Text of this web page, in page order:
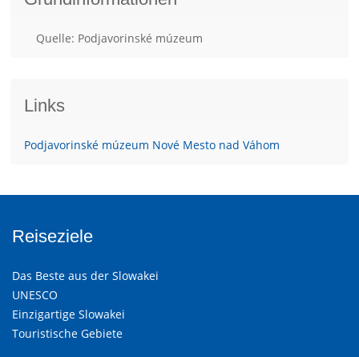
Quelle: Podjavorinské múzeum
Links
Podjavorinské múzeum Nové Mesto nad Váhom
Reiseziele
Das Beste aus der Slowakei
UNESCO
Einzigartige Slowakei
Touristische Gebiete